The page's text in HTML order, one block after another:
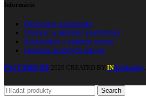
Informácie
Obchodné podmienky
Dodacie a platobné podmienky
Reklamácie a vrátenie tovaru
Ochrana osobných údajov
PAGY BIKE BB 2020 CREATED BY INdividuality.
Search